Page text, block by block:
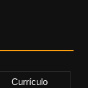
Currículo